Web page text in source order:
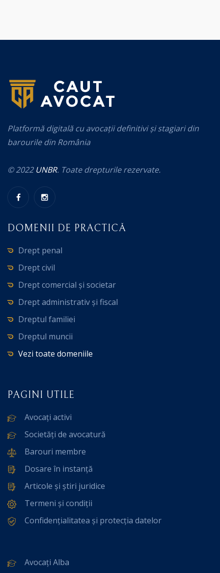
Platformă digitală cu avocații definitivi și stagiari din
barourile din România
© 2022 UNBR. Toate drepturile rezervate.
DOMENII DE PRACTICĂ
Drept penal
Drept civil
Drept comercial și societar
Drept administrativ și fiscal
Dreptul familiei
Dreptul muncii
Vezi toate domeniile
PAGINI UTILE
Avocați activi
Societăți de avocatură
Barouri membre
Dosare în instanță
Articole și știri juridice
Termeni și condiții
Confidențialitatea și protecția datelor
Avocați Alba